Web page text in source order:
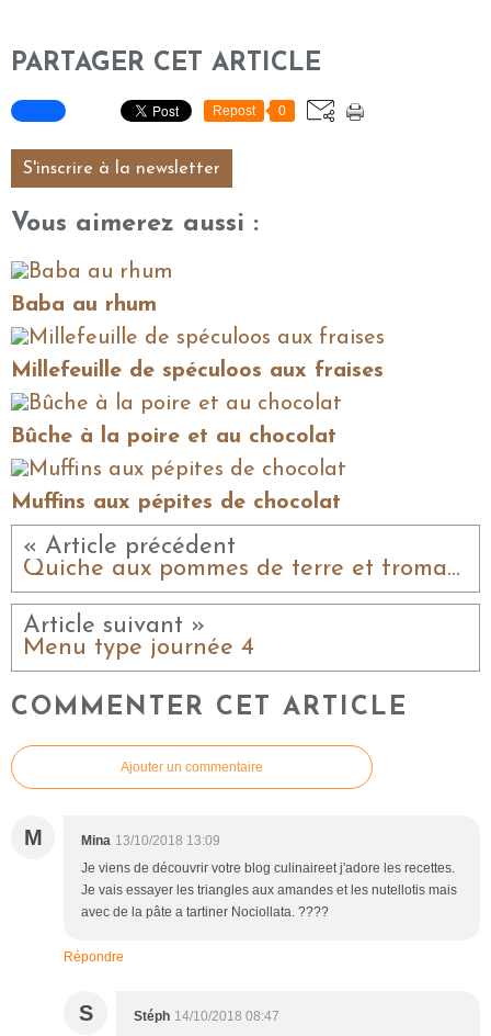
PARTAGER CET ARTICLE
Repost 0
S'inscrire à la newsletter
Vous aimerez aussi :
Baba au rhum
Millefeuille de spéculoos aux fraises
Bûche à la poire et au chocolat
Muffins aux pépites de chocolat
« Article précédent
Quiche aux pommes de terre et fromage de brebis Lou Perac
Article suivant »
Menu type journée 4
COMMENTER CET ARTICLE
Ajouter un commentaire
M Mina 13/10/2018 13:09
Je viens de découvrir votre blog culinaireet j'adore les recettes.
Je vais essayer les triangles aux amandes et les nutellotis mais
avec de la pâte a tartiner Nociollata. ????
Répondre
S Stéph 14/10/2018 08:47